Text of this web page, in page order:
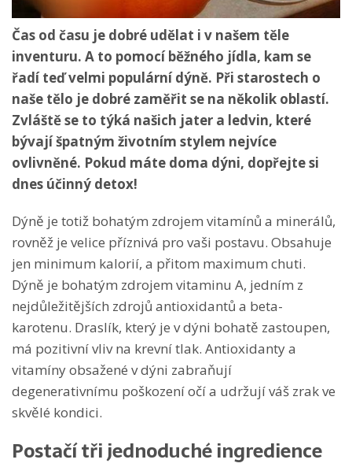
Čas od času je dobré udělat i v našem těle
inventuru. A to pomocí běžného jídla, kam se
řadí teď velmi populární dýně. Při starostech o
naše tělo je dobré zaměřit se na několik oblastí.
Zvláště se to týká našich jater a ledvin, které
bývají špatným životním stylem nejvíce
ovlivněné. Pokud máte doma dýni, dopřejte si
dnes účinný detox!
Dýně je totiž bohatým zdrojem vitamínů a minerálů,
rovněž je velice příznivá pro vaši postavu. Obsahuje
jen minimum kalorií, a přitom maximum chuti.
Dýně je bohatým zdrojem vitaminu A, jedním z
nejdůležitějších zdrojů antioxidantů a beta-
karotenu. Draslík, který je v dýni bohatě zastoupen,
má pozitivní vliv na krevní tlak. Antioxidanty a
vitamíny obsažené v dýni zabraňují
degenerativnímu poškození očí a udržují váš zrak ve
skvělé kondici.
Postačí tři jednoduché ingredience